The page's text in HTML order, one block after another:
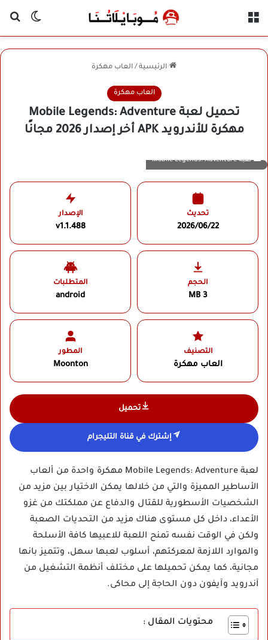
الوضع
الرئيسية / العاب مهكرة
العاب مهكرة
تحميل لعبة Mobile Legends: Adventure
مهكرة للأندرويد APK أخر إصدار 2026 مجانًا
لعبة Mobile Legends: Adventure
تحديث
2026/06/22
الإصدار
v1.1.488
الحجم
3 MB
المتطلبات
android
التصنيف
العاب مهكرة
المطور
Moonton‏
تحميل
إشترك في قناة التليجرام
لعبة Mobile Legends: Adventure مهكرة واحدة من ألعاب
الأساطير المميزة والتي من خلالها يمكن الاختيار بين مزيد من
الشخصيات الأسطورية للقتال والدفاع عن مملكتك من غزو
الأعداء، داخل كل مستوى هناك مزيد من التحديات الصعبة
ولكن في الوقت نفسه تمنح اللعبة للاعبيها كافة الأسلحة
والموارد اللازمة لمعركتهم، أسلوب لعبها سهل، وتتميز بانها
مجانية، كما يمكن تحميلها على مختلف أنظمة التشغيل من
آندرويد وآيفون دون الحاجة إلى محاكى.
محتويات المقال :